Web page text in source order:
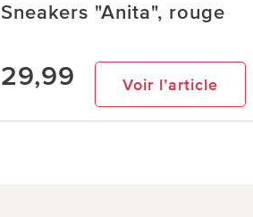
Sneakers "Anita", rouge
29,99 Voir l’article